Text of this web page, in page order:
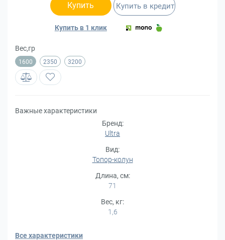
Купить
Купить в 1 клик
Купить в кредит
Вес,гр
1600 2350 3200
Важные характеристики
Бренд:
Ultra
Вид:
Топор-колун
Длина, см:
71
Вес, кг:
1,6
Все характеристики